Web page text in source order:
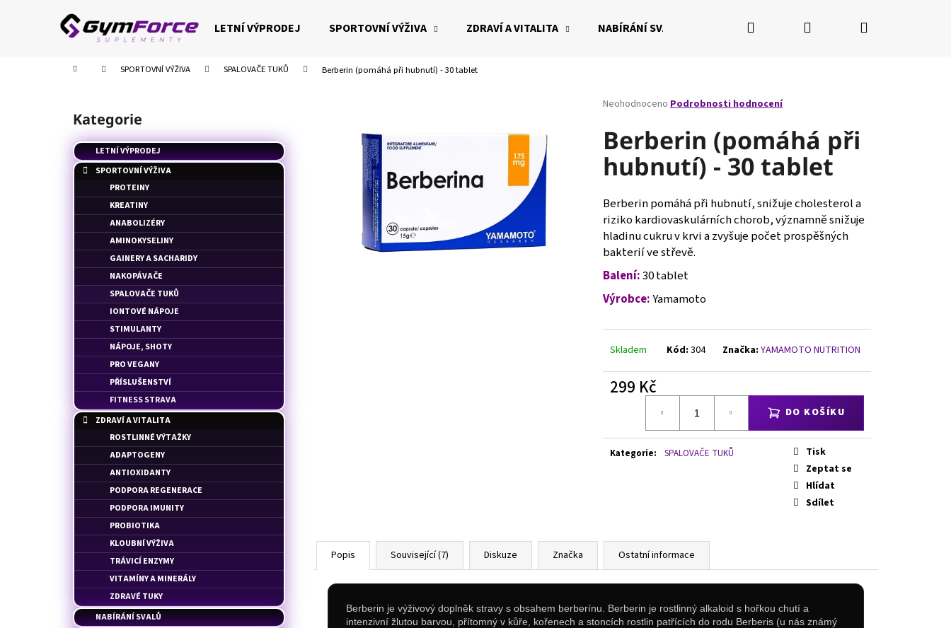
LETNÍ VÝPRODEJ SPORTOVNÍ VÝŽIVA ZDRAVÍ A VITALITA NABÍRÁNÍ SVALŮ RÝSOVÁNÍ POSTAVY NAŠE BALÍČKY
Hledat PřihlášeníNákupní
Domů SPORTOVNÍ VÝŽIVA SPALOVAČE TUKŮ Berberin (pomáhá při hubnutí) - 30 tablet
Přeskočit
kategorie
Kategorie
LETNÍ VÝPRODEJ
SPORTOVNÍ VÝŽIVA
PROTEINY
KREATINY
ANABOLIZÉRY
AMINOKYSELINY
GAINERY A SACHARIDY
NAKOPÁVAČE
SPALOVAČE TUKŮ
IONTOVÉ NÁPOJE
STIMULANTY
NÁPOJE, SHOTY
PRO VEGANY
PŘÍSLUŠENSTVÍ
FITNESS STRAVA
ZDRAVÍ A VITALITA
ROSTLINNÉ VÝTAŽKY
ADAPTOGENY
ANTIOXIDANTY
PODPORA REGENERACE
PODPORA IMUNITY
PROBIOTIKA
KLOUBNÍ VÝŽIVA
TRÁVICÍ ENZYMY
VITAMÍNY A MINERÁLY
ZDRAVÉ TUKY
NABÍRÁNÍ SVALŮ
Průměrné
produktu
je
0,0
hvězdiček.
Neohodnoceno Podrobnosti hodnocení
Berberin (pomáhá při
hubnutí) - 30 tablet
Berberin pomáhá při hubnutí, snižuje cholesterol a
riziko kardiovaskulárních chorob, významně snižuje
hladinu cukru v krvi a zvyšuje počet prospěšných
bakterií ve střevě.
Balení:30 tablet
Výrobce:Yamamoto
Skladem Kód: 304 Značka:YAMAMOTO NUTRITION
299 Kč
DO KOŠÍKU
Kategorie: SPALOVAČE TUKŮ
Tisk
Zeptat se
Hlídat
Sdílet
Popis Související (7) Diskuze Značka Ostatní informace
Berberin je výživový doplněk stravy s obsahem berberínu. Berberin je rostlinný alkaloid s hořkou chutí a
intenzivní žlutou barvou, přítomný v kůře, kořenech a stoncích rostlin patřících do rodu Berberis (u nás známý
Zpět
Zpět
Co potřebujete najít?
HLEDAT
Doporučujeme
100% WHEY PROFESSIONAL - SYROVÁTKOVÝ
PROTEIN